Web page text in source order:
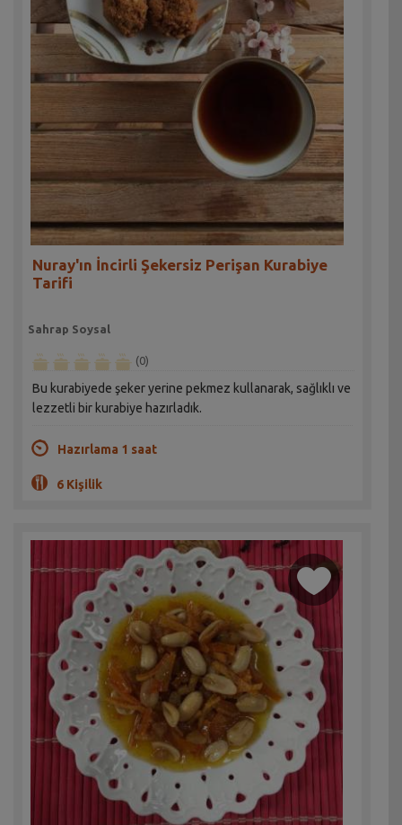
Nuray'ın İncirli Şekersiz Perişan Kurabiye
Tarifi
Sahrap Soysal
(0)
Bu kurabiyede şeker yerine pekmez kullanarak, sağlıklı ve
lezzetli bir kurabiye hazırladık.
Hazırlama 1 saat
6 Kişilik